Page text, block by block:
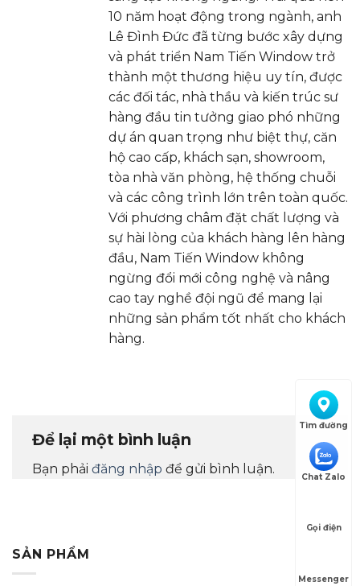
10 năm hoạt động trong ngành, anh
Lê Đình Đức đã từng bước xây dựng
và phát triển Nam Tiến Window trở
thành một thương hiệu uy tín, được
các đối tác, nhà thầu và kiến trúc sư
hàng đầu tin tưởng giao phó những
dự án quan trọng như biệt thự, căn
hộ cao cấp, khách sạn, showroom,
tòa nhà văn phòng, hệ thống chuỗi
và các công trình lớn trên toàn quốc.
Với phương châm đặt chất lượng và
sự hài lòng của khách hàng lên hàng
đầu, Nam Tiến Window không
ngừng đổi mới công nghệ và nâng
cao tay nghề đội ngũ để mang lại
những sản phẩm tốt nhất cho khách
hàng.
Để lại một bình luận
Bạn phải đăng nhập để gửi bình luận.
SẢN PHẨM
Tìm đường
Chat Zalo
Gọi điện
Messenger